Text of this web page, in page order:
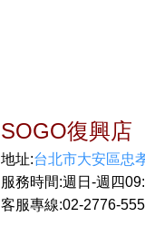
SOGO復興店
地址:台北市大安區忠
服務時間:週日-週四
客服專線:02-2776-